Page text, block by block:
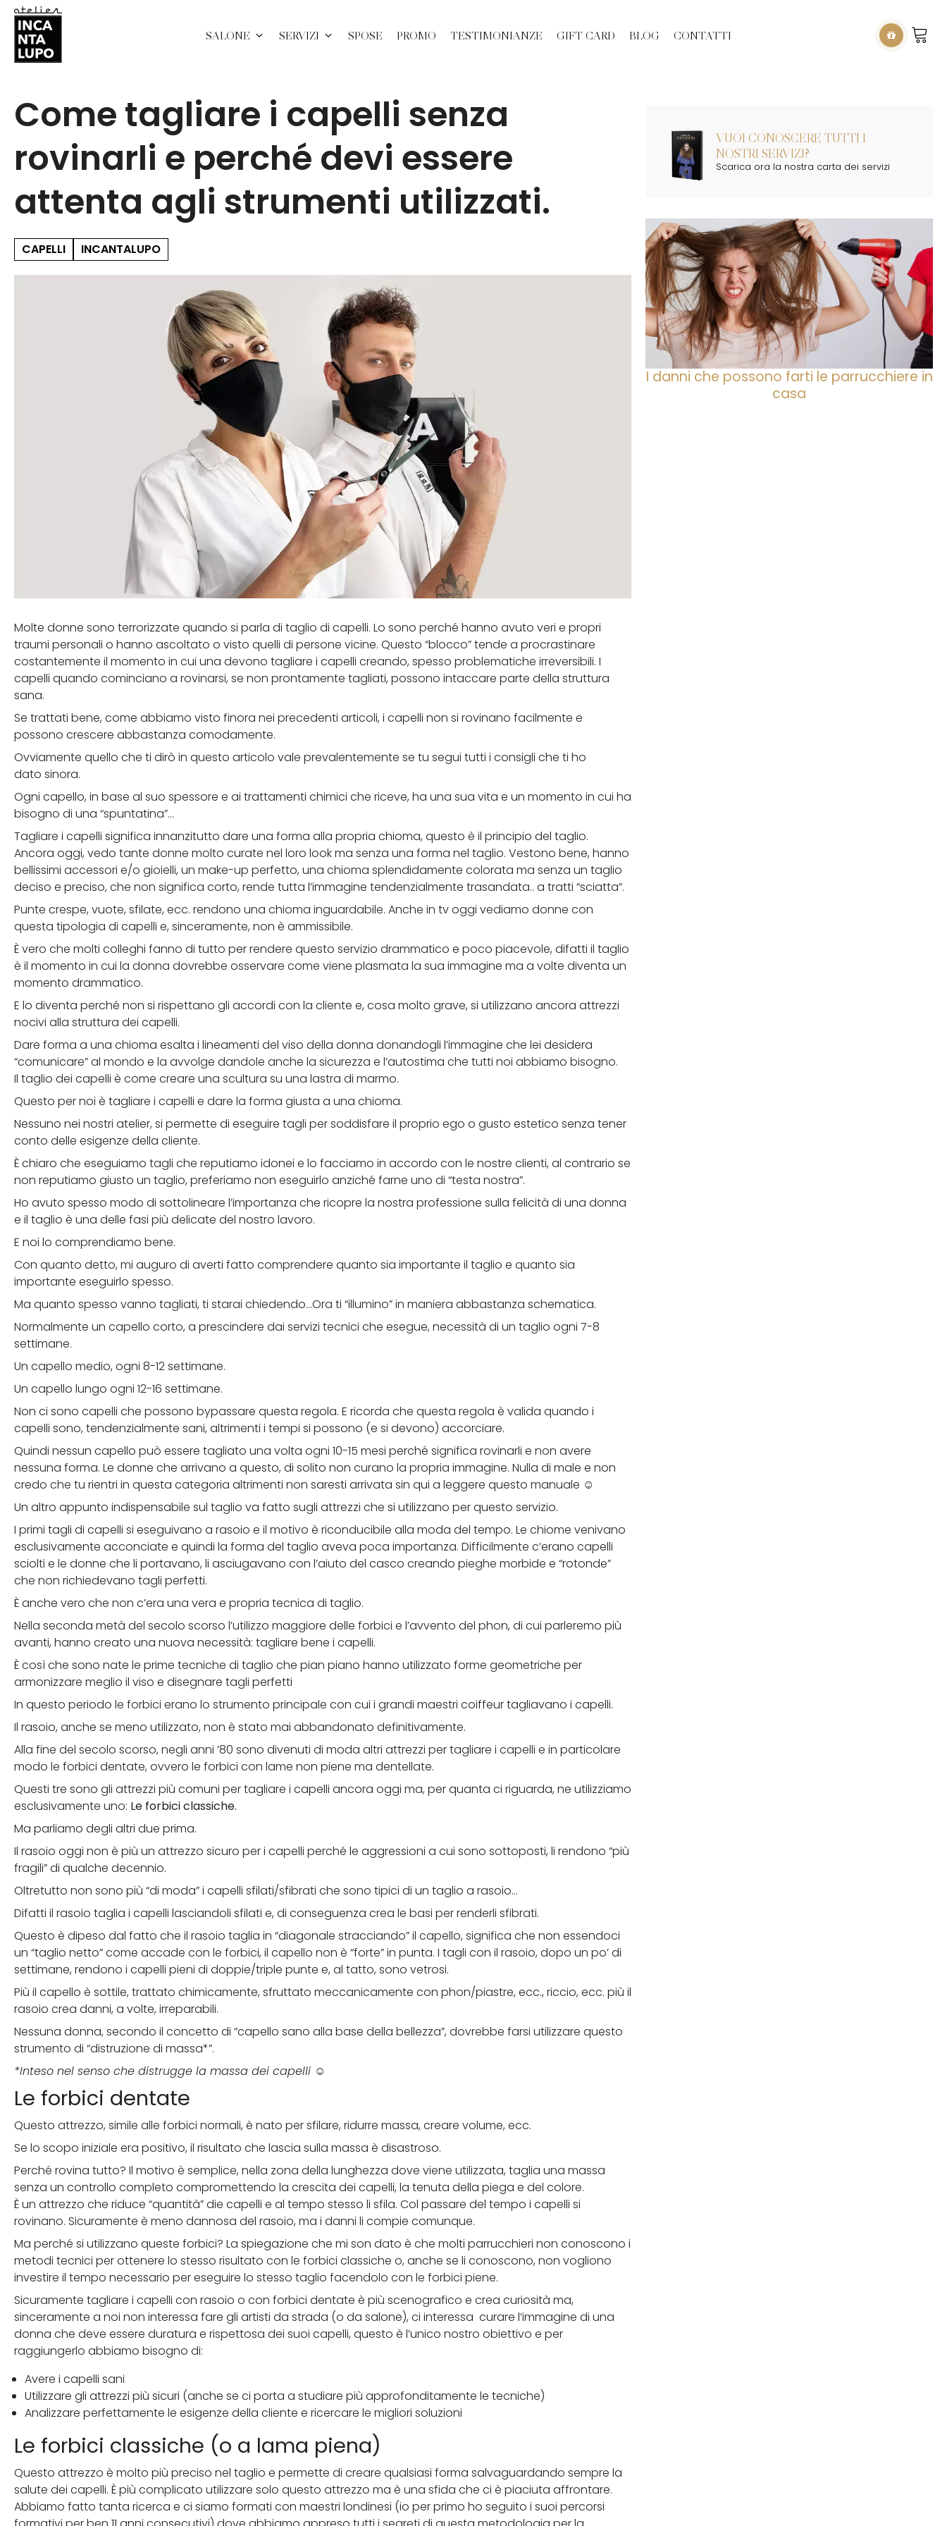
SALONE SERVIZI SPOSE PROMO TESTIMONIANZE GIFT CARD BLOG CONTATTI
Come tagliare i capelli senza
rovinarli e perché devi essere
attenta agli strumenti utilizzati.
CAPELLI INCANTALUPO
Molte donne sono terrorizzate quando si parla di taglio di capelli. Lo sono perché hanno avuto veri e propri
traumi personali o hanno ascoltato o visto quelli di persone vicine. Questo “blocco” tende a procrastinare
costantemente il momento in cui una devono tagliare i capelli creando, spesso problematiche irreversibili. I
capelli quando cominciano a rovinarsi, se non prontamente tagliati, possono intaccare parte della struttura
sana.
Se trattati bene, come abbiamo visto finora nei precedenti articoli, i capelli non si rovinano facilmente e
possono crescere abbastanza comodamente.
Ovviamente quello che ti dirò in questo articolo vale prevalentemente se tu segui tutti i consigli che ti ho
dato sinora.
Ogni capello, in base al suo spessore e ai trattamenti chimici che riceve, ha una sua vita e un momento in cui ha
bisogno di una “spuntatina”…
Tagliare i capelli significa innanzitutto dare una forma alla propria chioma, questo è il principio del taglio.
Ancora oggi, vedo tante donne molto curate nel loro look ma senza una forma nel taglio. Vestono bene, hanno
bellissimi accessori e/o gioielli, un make-up perfetto, una chioma splendidamente colorata ma senza un taglio
deciso e preciso, che non significa corto, rende tutta l’immagine tendenzialmente trasandata.. a tratti “sciatta”.
Punte crespe, vuote, sfilate, ecc. rendono una chioma inguardabile. Anche in tv oggi vediamo donne con
questa tipologia di capelli e, sinceramente, non è ammissibile.
È vero che molti colleghi fanno di tutto per rendere questo servizio drammatico e poco piacevole, difatti il taglio
è il momento in cui la donna dovrebbe osservare come viene plasmata la sua immagine ma a volte diventa un
momento drammatico.
E lo diventa perché non si rispettano gli accordi con la cliente e, cosa molto grave, si utilizzano ancora attrezzi
nocivi alla struttura dei capelli.
Dare forma a una chioma esalta i lineamenti del viso della donna donandogli l’immagine che lei desidera
“comunicare” al mondo e la avvolge dandole anche la sicurezza e l’autostima che tutti noi abbiamo bisogno.
Il taglio dei capelli è come creare una scultura su una lastra di marmo.
Questo per noi è tagliare i capelli e dare la forma giusta a una chioma.
Nessuno nei nostri atelier, si permette di eseguire tagli per soddisfare il proprio ego o gusto estetico senza tener
conto delle esigenze della cliente.
È chiaro che eseguiamo tagli che reputiamo idonei e lo facciamo in accordo con le nostre clienti, al contrario se
non reputiamo giusto un taglio, preferiamo non eseguirlo anziché farne uno di “testa nostra”.
Ho avuto spesso modo di sottolineare l’importanza che ricopre la nostra professione sulla felicità di una donna
e il taglio è una delle fasi più delicate del nostro lavoro.
E noi lo comprendiamo bene.
Con quanto detto, mi auguro di averti fatto comprendere quanto sia importante il taglio e quanto sia
importante eseguirlo spesso.
Ma quanto spesso vanno tagliati, ti starai chiedendo…Ora ti “illumino” in maniera abbastanza schematica.
Normalmente un capello corto, a prescindere dai servizi tecnici che esegue, necessità di un taglio ogni 7-8
settimane.
Un capello medio, ogni 8-12 settimane.
Un capello lungo ogni 12-16 settimane.
Non ci sono capelli che possono bypassare questa regola. E ricorda che questa regola è valida quando i
capelli sono, tendenzialmente sani, altrimenti i tempi si possono (e si devono) accorciare.
Quindi nessun capello può essere tagliato una volta ogni 10-15 mesi perché significa rovinarli e non avere
nessuna forma. Le donne che arrivano a questo, di solito non curano la propria immagine. Nulla di male e non
credo che tu rientri in questa categoria altrimenti non saresti arrivata sin qui a leggere questo manuale ☺
Un altro appunto indispensabile sul taglio va fatto sugli attrezzi che si utilizzano per questo servizio.
I primi tagli di capelli si eseguivano a rasoio e il motivo è riconducibile alla moda del tempo. Le chiome venivano
esclusivamente acconciate e quindi la forma del taglio aveva poca importanza. Difficilmente c’erano capelli
sciolti e le donne che li portavano, li asciugavano con l’aiuto del casco creando pieghe morbide e “rotonde”
che non richiedevano tagli perfetti.
È anche vero che non c’era una vera e propria tecnica di taglio.
Nella seconda metà del secolo scorso l’utilizzo maggiore delle forbici e l’avvento del phon, di cui parleremo più
avanti, hanno creato una nuova necessità: tagliare bene i capelli.
È così che sono nate le prime tecniche di taglio che pian piano hanno utilizzato forme geometriche per
armonizzare meglio il viso e disegnare tagli perfetti
In questo periodo le forbici erano lo strumento principale con cui i grandi maestri coiffeur tagliavano i capelli.
Il rasoio, anche se meno utilizzato, non è stato mai abbandonato definitivamente.
Alla fine del secolo scorso, negli anni ’80 sono divenuti di moda altri attrezzi per tagliare i capelli e in particolare
modo le forbici dentate, ovvero le forbici con lame non piene ma dentellate.
Questi tre sono gli attrezzi più comuni per tagliare i capelli ancora oggi ma, per quanta ci riguarda, ne utilizziamo
esclusivamente uno: Le forbici classiche.
Ma parliamo degli altri due prima.
Il rasoio oggi non è più un attrezzo sicuro per i capelli perché le aggressioni a cui sono sottoposti, li rendono “più
fragili” di qualche decennio.
Oltretutto non sono più “di moda” i capelli sfilati/sfibrati che sono tipici di un taglio a rasoio…
Difatti il rasoio taglia i capelli lasciandoli sfilati e, di conseguenza crea le basi per renderli sfibrati.
Questo è dipeso dal fatto che il rasoio taglia in “diagonale stracciando” il capello, significa che non essendoci
un “taglio netto” come accade con le forbici, il capello non è “forte” in punta. I tagli con il rasoio, dopo un po’ di
settimane, rendono i capelli pieni di doppie/triple punte e, al tatto, sono vetrosi.
Più il capello è sottile, trattato chimicamente, sfruttato meccanicamente con phon/piastre, ecc., riccio, ecc. più il
rasoio crea danni, a volte, irreparabili.
Nessuna donna, secondo il concetto di “capello sano alla base della bellezza”, dovrebbe farsi utilizzare questo
strumento di “distruzione di massa*”.
*Inteso nel senso che distrugge la massa dei capelli ☺
Le forbici dentate
Questo attrezzo, simile alle forbici normali, è nato per sfilare, ridurre massa, creare volume, ecc.
Se lo scopo iniziale era positivo, il risultato che lascia sulla massa è disastroso.
Perché rovina tutto? Il motivo è semplice, nella zona della lunghezza dove viene utilizzata, taglia una massa
senza un controllo completo compromettendo la crescita dei capelli, la tenuta della piega e del colore.
È un attrezzo che riduce “quantità” die capelli e al tempo stesso li sfila. Col passare del tempo i capelli si
rovinano. Sicuramente è meno dannosa del rasoio, ma i danni li compie comunque.
Ma perché si utilizzano queste forbici? La spiegazione che mi son dato è che molti parrucchieri non conoscono i
metodi tecnici per ottenere lo stesso risultato con le forbici classiche o, anche se li conoscono, non vogliono
investire il tempo necessario per eseguire lo stesso taglio facendolo con le forbici piene.
Sicuramente tagliare i capelli con rasoio o con forbici dentate è più scenografico e crea curiosità ma,
sinceramente a noi non interessa fare gli artisti da strada (o da salone), ci interessa curare l’immagine di una
donna che deve essere duratura e rispettosa dei suoi capelli, questo è l’unico nostro obiettivo e per
raggiungerlo abbiamo bisogno di:
Avere i capelli sani
Utilizzare gli attrezzi più sicuri (anche se ci porta a studiare più approfonditamente le tecniche)
Analizzare perfettamente le esigenze della cliente e ricercare le migliori soluzioni
Le forbici classiche (o a lama piena)
Questo attrezzo è molto più preciso nel taglio e permette di creare qualsiasi forma salvaguardando sempre la
salute dei capelli. È più complicato utilizzare solo questo attrezzo ma è una sfida che ci è piaciuta affrontare.
Abbiamo fatto tanta ricerca e ci siamo formati con maestri londinesi (io per primo ho seguito i suoi percorsi
VUOI CONOSCERE TUTTI I
NOSTRI SERVIZI?
Scarica ora la nostra carta dei servizi
I danni che possono farti le parrucchiere in
casa